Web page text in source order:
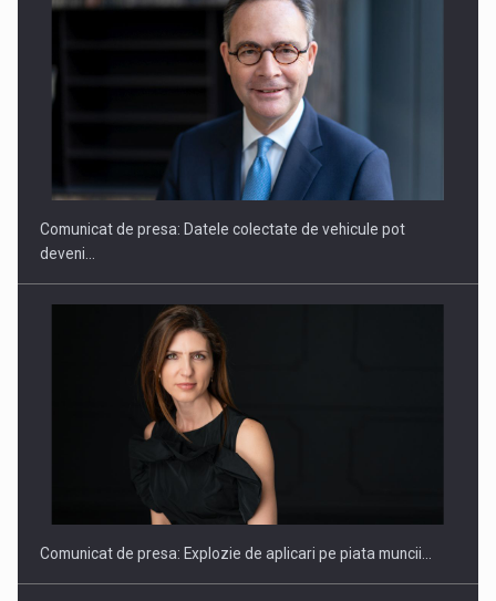
SAPTE PERSONALITATI DIN MEDIUL DE AFACERI, ACADEMIC
Hard Enduro Piatra Craiului 2026, fueled by benzinariile RO…
Comunicat de presa: Datele colectate de vehicule pot
deveni…
Comunicat de presa: Explozie de aplicari pe piata muncii…